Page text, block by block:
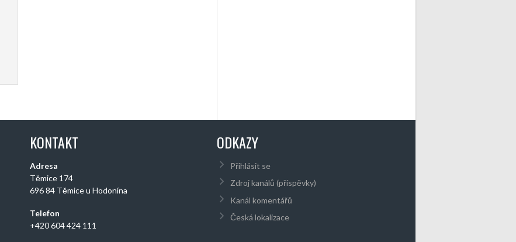
KONTAKT
Adresa
Těmice 174
696 84 Těmice u Hodonína
Telefon
+420 604 424 111
ODKAZY
Přihlásit se
Zdroj kanálů (příspěvky)
Kanál komentářů
Česká lokalizace